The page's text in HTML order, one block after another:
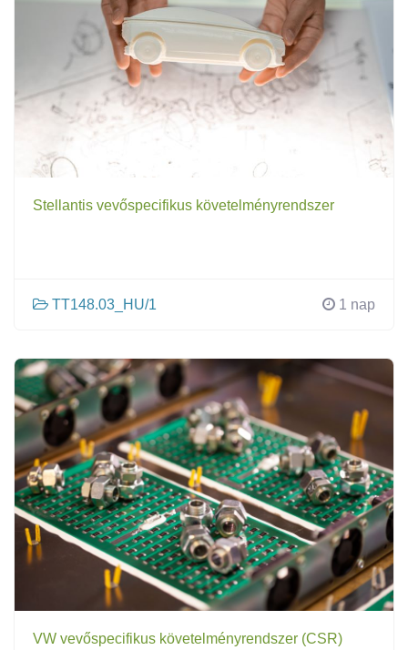
Stellantis vevőspecifikus követelményrendszer
TT148.03_HU/1 1 nap
VW vevőspecifikus követelményrendszer (CSR)